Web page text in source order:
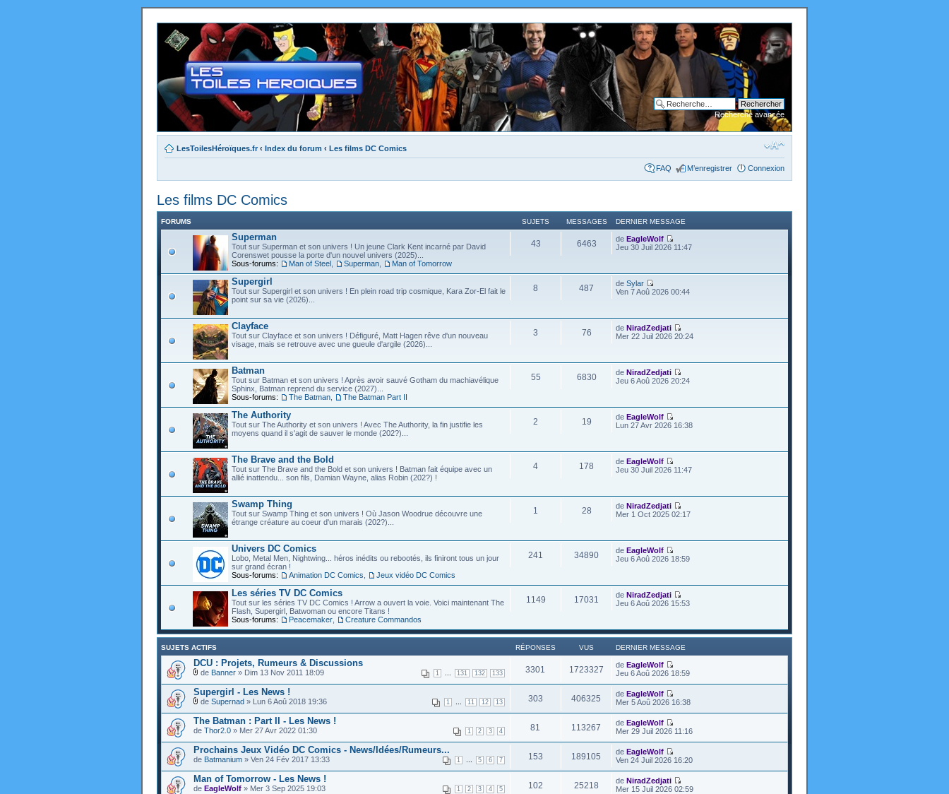
Recherche avancée
LesToilesHéroïques.fr ‹ Index du forum ‹ Les films DC Comics
FAQ M’enregistrer Connexion
Les films DC Comics
FORUMS SUJETS MESSAGES DERNIER MESSAGE
Superman
Tout sur Superman et son univers ! Un jeune Clark Kent incarné par David
Corenswet pousse la porte d'un nouvel univers (2025)...
Sous-forums:
Man of Steel Superman Man of Tomorrow
43 6463 deEagleWolf
Jeu 30 Juil 2026 11:47
Supergirl
Tout sur Supergirl et son univers ! En plein road trip cosmique, Kara Zor-El fait le
point sur sa vie (2026)...
8 487 deSylar
Ven 7 Aoû 2026 00:44
Clayface
Tout sur Clayface et son univers ! Défiguré, Matt Hagen rêve d'un nouveau
visage, mais se retrouve avec une gueule d'argile (2026)...
3 76 deNiradZedjati
Mer 22 Juil 2026 20:24
Batman
Tout sur Batman et son univers ! Après avoir sauvé Gotham du machiavélique
Sphinx, Batman reprend du service (2027)...
Sous-forums:
The Batman The Batman Part II
55 6830 deNiradZedjati
Jeu 6 Aoû 2026 20:24
The Authority
Tout sur The Authority et son univers ! Avec The Authority, la fin justifie les
moyens quand il s'agit de sauver le monde (202?)...
2 19 deEagleWolf
Lun 27 Avr 2026 16:38
The Brave and the Bold
Tout sur The Brave and the Bold et son univers ! Batman fait équipe avec un
allié inattendu... son fils, Damian Wayne, alias Robin (202?) !
4 178 deEagleWolf
Jeu 30 Juil 2026 11:47
Swamp Thing
Tout sur Swamp Thing et son univers ! Où Jason Woodrue découvre une
étrange créature au coeur d'un marais (202?)...
1 28 deNiradZedjati
Mer 1 Oct 2025 02:17
Univers DC Comics
Lobo, Metal Men, Nightwing... héros inédits ou rebootés, ils finiront tous un jour
sur grand écran !
Sous-forums:
Animation DC Comics Jeux vidéo DC Comics
241 34890 deEagleWolf
Jeu 6 Aoû 2026 18:59
Les séries TV DC Comics
Tout sur les séries TV DC Comics ! Arrow a ouvert la voie. Voici maintenant The
Flash, Supergirl, Batwoman ou encore Titans !
Sous-forums:
Peacemaker Creature Commandos
1149 17031 deNiradZedjati
Jeu 6 Aoû 2026 15:53
SUJETS ACTIFS RÉPONSES VUS DERNIER MESSAGE
DCU : Projets, Rumeurs & Discussions
1 131 132 133
de Banner » Dim 13 Nov 2011 18:09 3301 1723327 de EagleWolf
Jeu 6 Aoû 2026 18:59
Supergirl - Les News !
1 11 12 13
de Supernad » Lun 6 Aoû 2018 19:36 303 406325 de EagleWolf
Mer 5 Aoû 2026 16:38
The Batman : Part II - Les News !
1 2 3 4
de Thor2.0 » Mer 27 Avr 2022 01:30 81 113267 de EagleWolf
Mer 29 Juil 2026 11:16
Prochains Jeux Vidéo DC Comics - News/Idées/Rumeurs...
1 5 6 7
de Batmanium » Ven 24 Fév 2017 13:33 153 189105 de EagleWolf
Ven 24 Juil 2026 16:20
Man of Tomorrow - Les News !
1 2 3 4 5
de EagleWolf » Mer 3 Sep 2025 19:03 102 25218 de NiradZedjati
Mer 15 Juil 2026 02:59